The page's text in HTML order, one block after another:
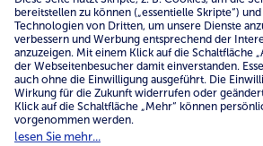
Unternehmen
Über uns